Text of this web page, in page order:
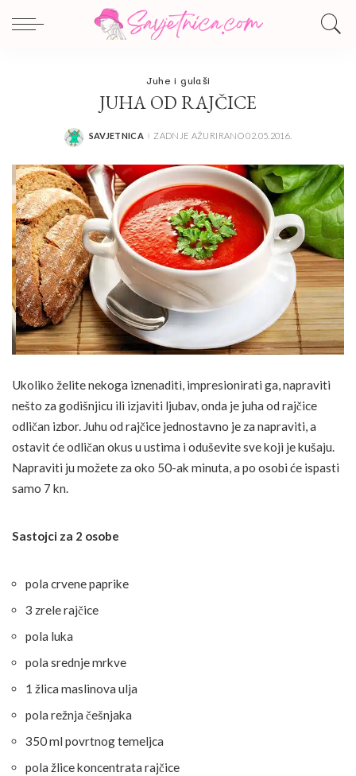
Juhe i gulaši
JUHA OD RAJČICE
POSTED
SAVJETNICA ZADNJE AŽURIRANO 02.05.2016.
Ukoliko želite nekoga iznenaditi, impresionirati ga, napraviti
nešto za godišnjicu ili izjaviti ljubav, onda je juha od rajčice
odličan izbor. Juhu od rajčice jednostavno je za napraviti, a
ostavit će odličan okus u ustima i oduševite sve koji je kušaju.
Napraviti ju možete za oko 50-ak minuta, a po osobi će ispasti
samo 7 kn.
Sastojci za 2 osobe
pola crvene paprike
3 zrele rajčice
pola luka
pola srednje mrkve
1 žlica maslinova ulja
pola režnja češnjaka
350 ml povrtnog temeljca
pola žlice koncentrata rajčice